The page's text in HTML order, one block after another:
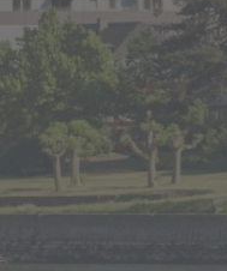
Wir erfassen in
anonymisierte Daten und
Angebote stetig zu
beispielsweise, um die
den Effekt bestimmter
nachvollziehen zu können.
Komfort
Diese Cookies helfen
zu erleichtern. So können
Suchbegriffe oder
speichern und Ihnen
Seite schnell wieder zur